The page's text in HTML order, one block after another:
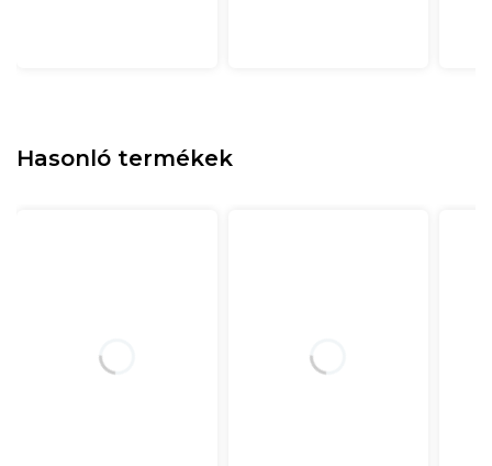
Hasonló termékek